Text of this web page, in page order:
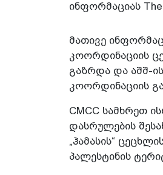
ინფორმაციას
მათივე
კოორდინაციის
გაზრდა და აშშ-
კოორდინაციის
CMCC სამხრეთ
დასრულების
„ჰამასის“
პალესტინის